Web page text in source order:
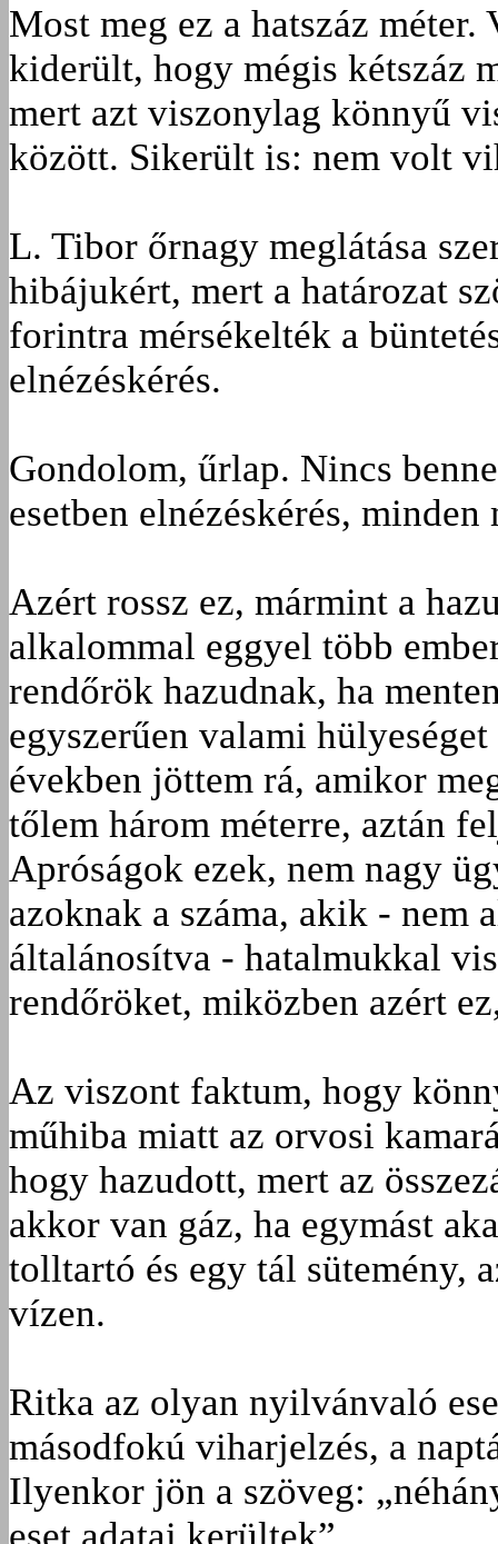
Most meg ez a hatszáz
kiderült, hogy mégis kétszáz
mert azt viszonylag könnyű
között. Sikerült is: nem volt
L. Tibor őrnagy meglátása
hibájukért, mert a határozat
forintra mérsékelték a
elnézéskérés.
Gondolom, űrlap. Nincs
esetben elnézéskérés, minden
Azért rossz ez, mármint a
alkalommal eggyel több
rendőrök hazudnak, ha
egyszerűen valami
években jöttem rá, amikor
tőlem három méterre, aztán
Apróságok ezek, nem nagy
azoknak a száma, akik - nem
általánosítva - hatalmukkal
rendőröket, miközben azért
Az viszont faktum, hogy
műhiba miatt az orvosi
hogy hazudott, mert az
akkor van gáz, ha egymást
tolltartó és egy tál sütemény,
vízen.
Ritka az olyan nyilvánvaló
másodfokú viharjelzés, a
Ilyenkor jön a szöveg: